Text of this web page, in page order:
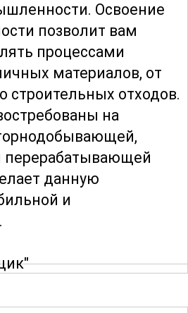
Освоение
позволит вам
процессами
материалов, от
строительных отходов.
на
перерабатывающей
данную
и
направлен на